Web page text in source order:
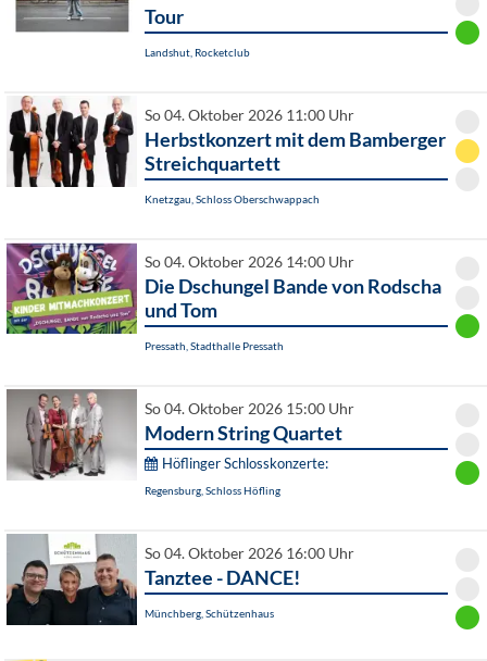
Tour
Landshut, Rocketclub
So 04. Oktober 2026 11:00 Uhr
Herbstkonzert mit dem Bamberger
Streichquartett
Knetzgau, Schloss Oberschwappach
So 04. Oktober 2026 14:00 Uhr
Die Dschungel Bande von Rodscha
und Tom
Pressath, Stadthalle Pressath
So 04. Oktober 2026 15:00 Uhr
Modern String Quartet
Höflinger Schlosskonzerte:
Regensburg, Schloss Höfling
So 04. Oktober 2026 16:00 Uhr
Tanztee - DANCE!
Münchberg, Schützenhaus